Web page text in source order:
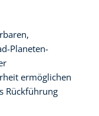
Planeten-
ermöglichen
Rückführung